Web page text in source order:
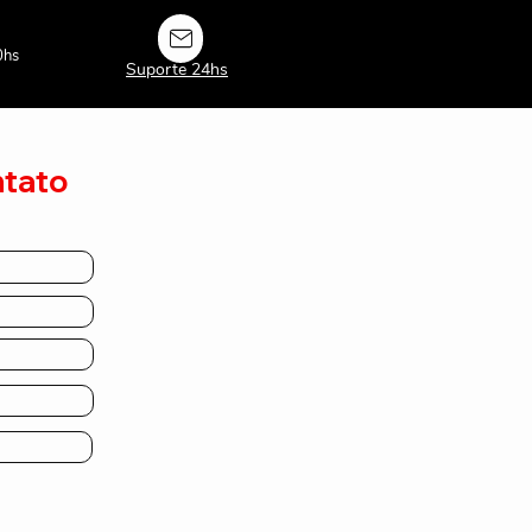
Suporte 24hs